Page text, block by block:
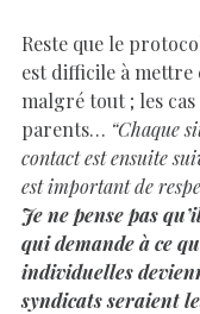
Reste que le
est difficile à mettre
malgré tout ; les
parents… “Chaque
contact est ensuite
est important de
Je ne pense pas
qui demande à ce
individuelles
syndicats seraient